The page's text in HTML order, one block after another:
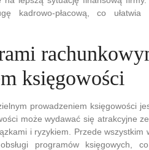
kadrowo-płacową, co ułatwia
księgowości
prowadzeniem księgowości
może wydawać się atrakcyjne
i ryzykiem. Przede wszystkim
programów księgowych,